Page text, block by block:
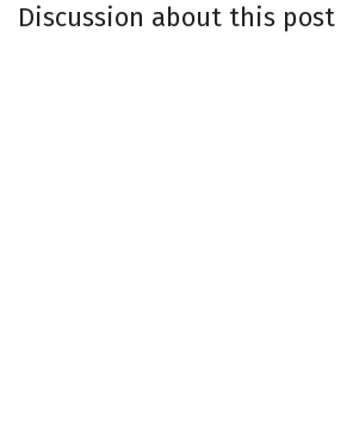
Discussion about this post